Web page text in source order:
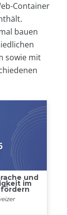
Container
bauen
sowie mit